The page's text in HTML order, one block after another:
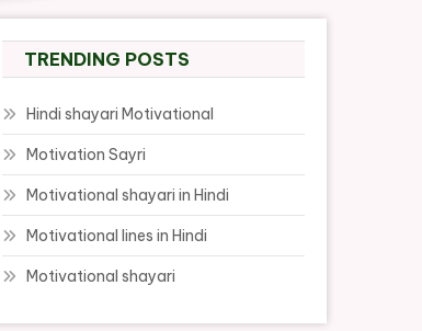
TRENDING POSTS
Hindi shayari Motivational
Motivation Sayri
Motivational shayari in Hindi
Motivational lines in Hindi
Motivational shayari